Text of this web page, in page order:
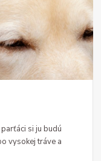
si ju budú
vysokej tráve a